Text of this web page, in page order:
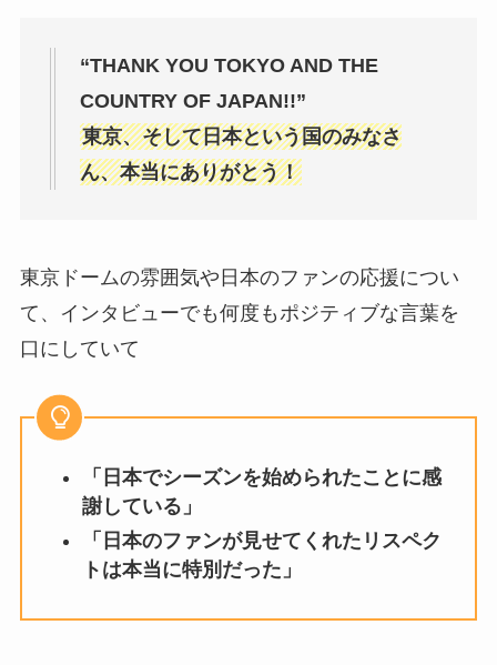
“THANK YOU TOKYO AND THE
COUNTRY OF JAPAN!!”
東京、そして日本という国のみなさ
ん、本当にありがとう！
東京ドームの雰囲気や日本のファンの応援につい
て、インタビューでも何度もポジティブな言葉を
口にしていて
「日本でシーズンを始められたことに感
謝している」
「日本のファンが見せてくれたリスペク
トは本当に特別だった」